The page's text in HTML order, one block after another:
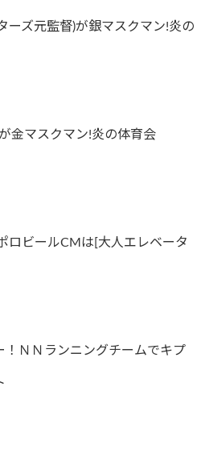
ーズ元監督)が銀マスクマン!炎の
金マスクマン!炎の体育会
ロビールCMは[大人エレベータ
！ＮＮランニングチームでキプ